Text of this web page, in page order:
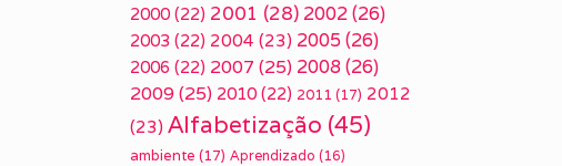
2000 (22) 2001 (28) 2002(26)
2003 (22) 2004 (23) 2005 (26)
2006 (22) 2007 (25) 2008(26)
2009(25) 2010 (22) 2011 (17) 2012
(23) Alfabetização (45)
ambiente (17) Aprendizado (16)